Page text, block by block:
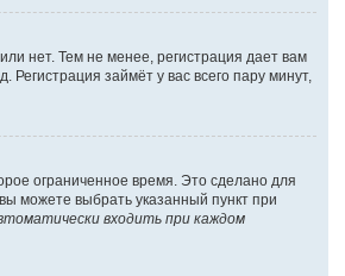
нет. Тем не менее, регистрация дает вам
займёт у вас всего пару минут,
ограниченное время. Это сделано для
можете выбрать указанный пункт при
входить при каждом